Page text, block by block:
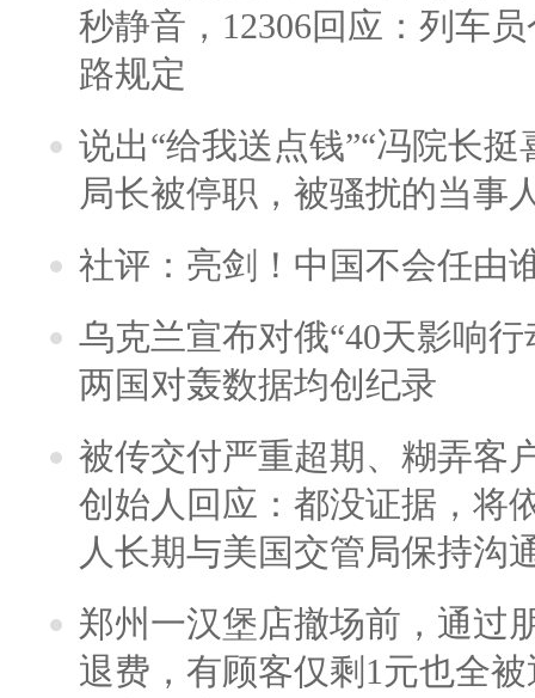
秒静音，12306回应：列车
路规定
说出“给我送点钱”“冯院长
局长被停职，被骚扰的当事
社评：亮剑！中国不会任由
乌克兰宣布对俄“40天影响
两国对轰数据均创纪录
被传交付严重超期、糊弄客
创始人回应：都没证据，将
人长期与美国交管局保持沟
郑州一汉堡店撤场前，通过
退费，有顾客仅剩1元也全